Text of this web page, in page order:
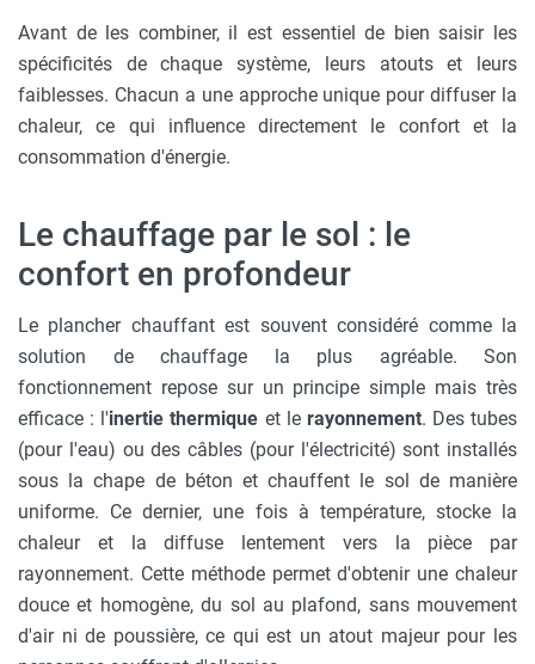
Avant de les combiner, il est essentiel de bien saisir les
spécificités de chaque système, leurs atouts et leurs
faiblesses. Chacun a une approche unique pour diffuser la
chaleur, ce qui influence directement le confort et la
consommation d'énergie.
Le chauffage par le sol : le
confort en profondeur
Le plancher chauffant est souvent considéré comme la
solution de chauffage la plus agréable. Son
fonctionnement repose sur un principe simple mais très
efficace : l'inertie thermique et le rayonnement. Des tubes
(pour l'eau) ou des câbles (pour l'électricité) sont installés
sous la chape de béton et chauffent le sol de manière
uniforme. Ce dernier, une fois à température, stocke la
chaleur et la diffuse lentement vers la pièce par
rayonnement. Cette méthode permet d'obtenir une chaleur
douce et homogène, du sol au plafond, sans mouvement
d'air ni de poussière, ce qui est un atout majeur pour les